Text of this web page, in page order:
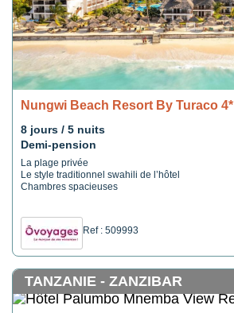
Nungwi Beach Resort By Turaco 4*
8 jours / 5 nuits
Demi-pension
La plage privée
Le style traditionnel swahili de l’hôtel
Chambres spacieuses
Ref : 509993
TANZANIE - ZANZIBAR